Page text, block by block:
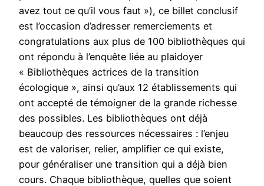
avez tout ce qu’il vous faut »), ce billet conclusif
est l’occasion d’adresser remerciements et
congratulations aux plus de 100 bibliothèques qui
ont répondu à l’enquête liée au plaidoyer
« Bibliothèques actrices de la transition
écologique », ainsi qu’aux 12 établissements qui
ont accepté de témoigner de la grande richesse
des possibles. Les bibliothèques ont déjà
beaucoup des ressources nécessaires : l’enjeu
est de valoriser, relier, amplifier ce qui existe,
pour généraliser une transition qui a déjà bien
cours. Chaque bibliothèque, quelles que soient